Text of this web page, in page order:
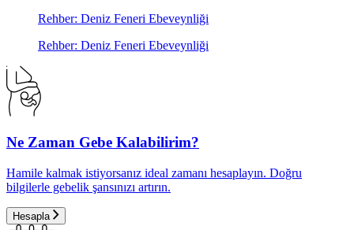
Rehber: Deniz Feneri Ebeveynliği
Rehber: Deniz Feneri Ebeveynliği
Ne Zaman Gebe Kalabilirim?
Hamile kalmak istiyorsanız ideal zamanı hesaplayın. Doğru
bilgilerle gebelik şansınızı artırın.
Hesapla